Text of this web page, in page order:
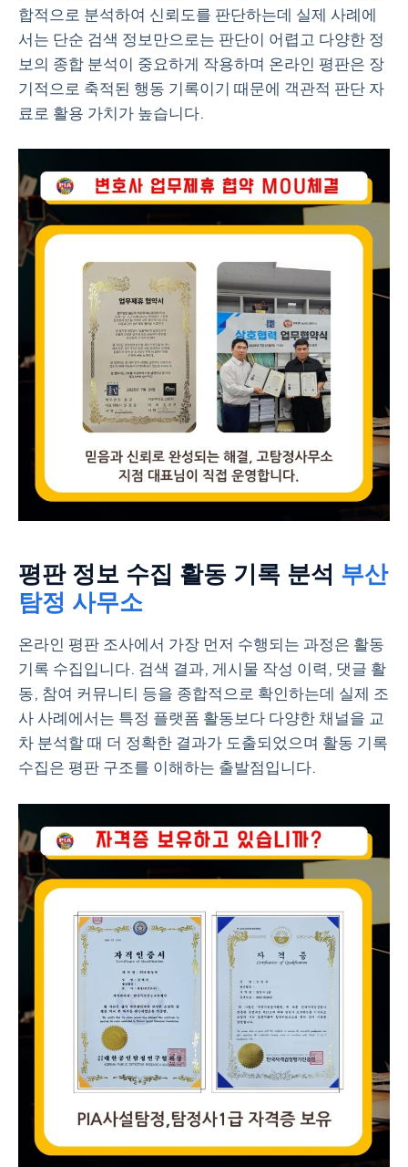
합적으로 분석하여 신뢰도를 판단하는데 실제 사례에
서는 단순 검색 정보만으로는 판단이 어렵고 다양한 정
보의 종합 분석이 중요하게 작용하며 온라인 평판은 장
기적으로 축적된 행동 기록이기 때문에 객관적 판단 자
료로 활용 가치가 높습니다.
평판 정보 수집 활동 기록 분석 부산
탐정 사무소
온라인 평판 조사에서 가장 먼저 수행되는 과정은 활동
기록 수집입니다. 검색 결과, 게시물 작성 이력, 댓글 활
동, 참여 커뮤니티 등을 종합적으로 확인하는데 실제 조
사 사례에서는 특정 플랫폼 활동보다 다양한 채널을 교
차 분석할 때 더 정확한 결과가 도출되었으며 활동 기록
수집은 평판 구조를 이해하는 출발점입니다.